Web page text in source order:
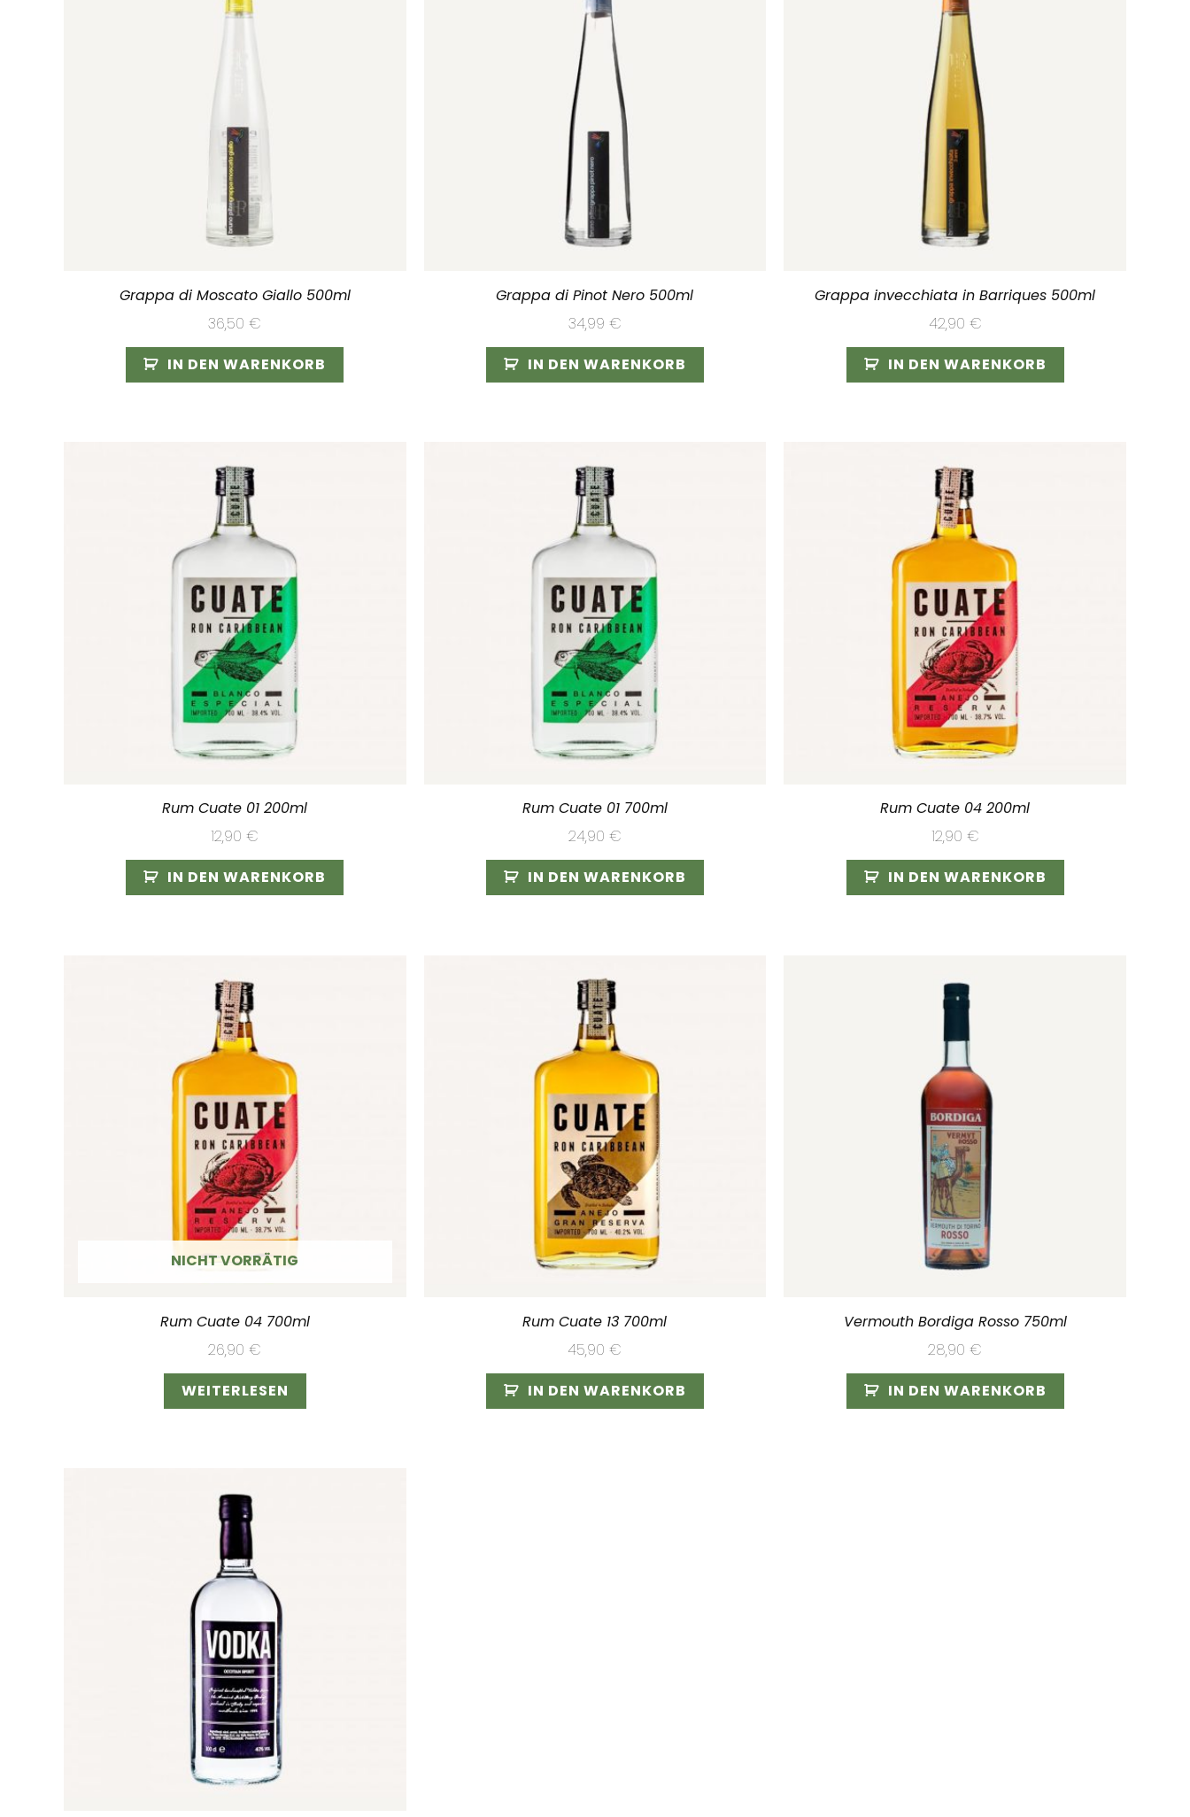
Grappa di Moscato Giallo 500ml
36,50€
IN DEN WARENKORB
Grappa di Pinot Nero 500ml
34,99 €
IN DEN WARENKORB
Grappa invecchiata in Barriques 500ml
42,90 €
IN DEN WARENKORB
Rum Cuate 01 200ml
12,90€
IN DEN WARENKORB
Rum Cuate 01 700ml
24,90 €
IN DEN WARENKORB
Rum Cuate 04 200ml
12,90 €
IN DEN WARENKORB
NICHT VORRÄTIG
Rum Cuate 04 700ml
26,90€
WEITERLESEN
Rum Cuate 13 700ml
45,90€
IN DEN WARENKORB
Vermouth Bordiga Rosso 750ml
28,90€
IN DEN WARENKORB